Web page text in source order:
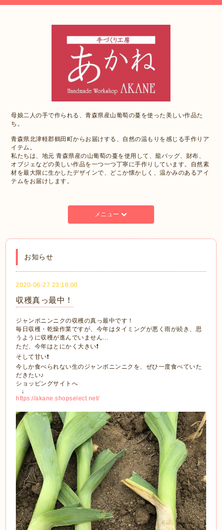
母娘二人の手で作られる、青森県産山葡萄の蔓を使った美しい作品た
ち。
青森県北津軽郡鶴田町からお届けする、自然の温もりを感じる手作りア
イテム。
私たちは、地元 青森県産の山葡萄の蔓を使用して、籠バッグ、財布、
オブジェなどの美しい作品を一つ一つ丁寧に手作りしています。自然素
材を最大限に生かしたデザインで、どこか懐かしく、温かみのあるアイ
テムをお届けします。
メニュー
お知らせ
2020-06-27 23:18:00
収穫真っ最中！
ジャンボニンニクの収穫の真っ最中です！
毎日収穫・乾燥作業ですが、今年はタイミングが悪く雨が続き、思
うように収穫が進んでいません…
ただ、今年はとにかく大きい❗️
そして甘い❗️
今しか食べられない生のジャンボニンニクを、ぜひ一度食べていた
だきたい♪
ショッピングサイトへ
↓
https://akane.shopselect.net/